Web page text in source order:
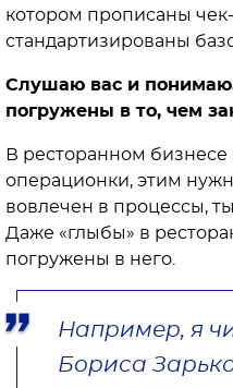
котором прописаны
стандартизированы
Слушаю вас и
погружены в то, чем
В ресторанном бизнесе
операционки, этим
вовлечен в процессы,
Даже «глыбы» в
погружены в него.
Например, я
Бориса